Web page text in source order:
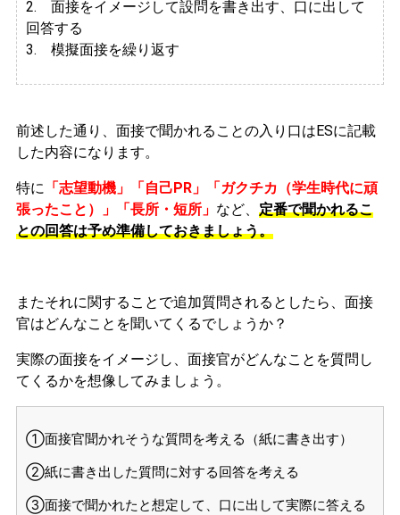
2. 面接をイメージして設問を書き出す、口に出して
回答する
3. 模擬面接を繰り返す
前述した通り、面接で聞かれることの入り口はESに記載
した内容になります。
特に 「志望動機」「自己PR」「ガクチカ（学生時代に頑
張ったこと）」「長所・短所」 など、 定番で聞かれるこ
との回答は予め準備しておきましょう。
またそれに関することで追加質問されるとしたら、面接
官はどんなことを聞いてくるでしょうか？
実際の面接をイメージし、面接官がどんなことを質問し
てくるかを想像してみましょう。
①面接官聞かれそうな質問を考える（紙に書き出す）
②紙に書き出した質問に対する回答を考える
③面接で聞かれたと想定して、口に出して実際に答える